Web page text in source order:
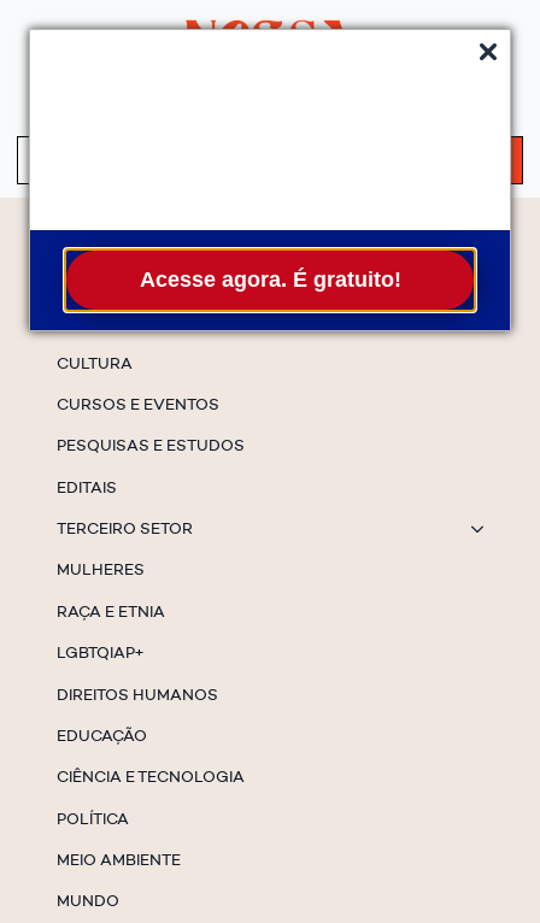
Acesse agora. É gratuito!
Temas
CULTURA
CURSOS E EVENTOS
PESQUISAS E ESTUDOS
EDITAIS
TERCEIRO SETOR
MULHERES
RAÇA E ETNIA
LGBTQIAP+
DIREITOS HUMANOS
EDUCAÇÃO
CIÊNCIA E TECNOLOGIA
POLÍTICA
MEIO AMBIENTE
MUNDO